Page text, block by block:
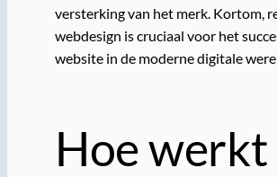
versterking van het merk. Kortom,
webdesign is cruciaal voor het
website in de moderne digitale
Hoe werkt